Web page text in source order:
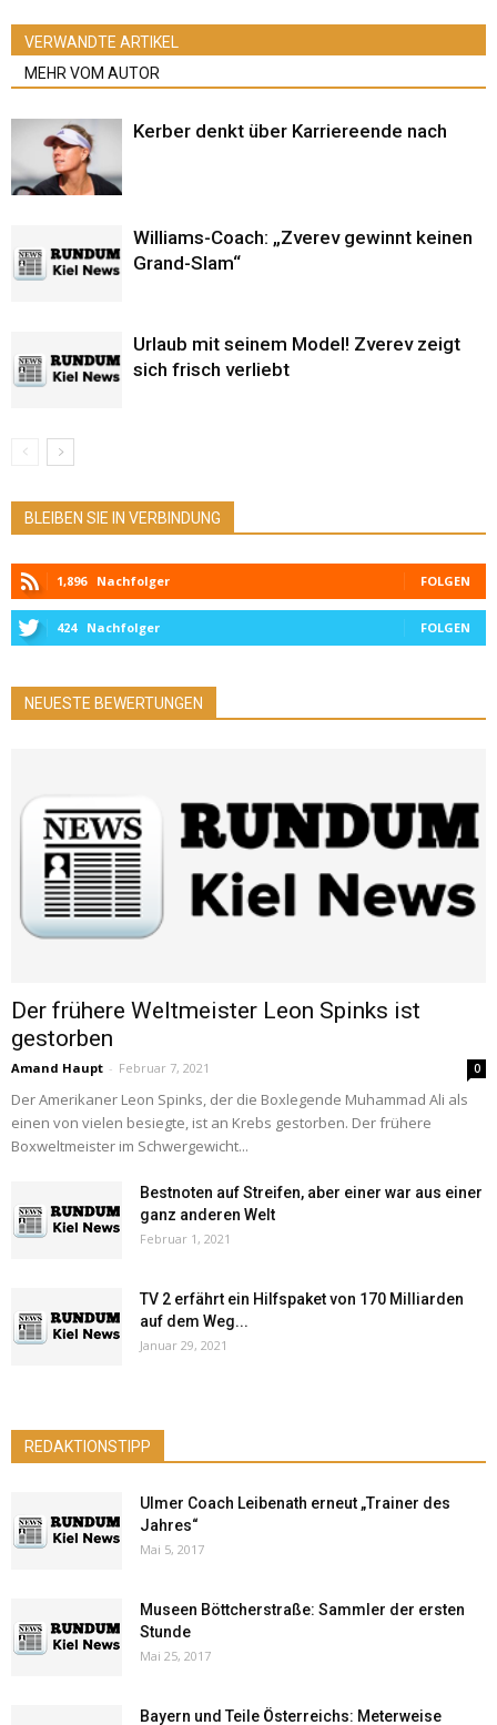
VERWANDTE ARTIKEL
MEHR VOM AUTOR
Kerber denkt über Karriereende nach
Williams-Coach: „Zverev gewinnt keinen
Grand-Slam“
Urlaub mit seinem Model! Zverev zeigt
sich frisch verliebt
BLEIBEN SIE IN VERBINDUNG
1,896 Nachfolger FOLGEN
424 Nachfolger FOLGEN
NEUESTE BEWERTUNGEN
Der frühere Weltmeister Leon Spinks ist
gestorben
Amand Haupt - Februar 7, 2021 0
Der Amerikaner Leon Spinks, der die Boxlegende Muhammad Ali als
einen von vielen besiegte, ist an Krebs gestorben. Der frühere
Boxweltmeister im Schwergewicht...
Bestnoten auf Streifen, aber einer war aus einer
ganz anderen Welt
Februar 1, 2021
TV 2 erfährt ein Hilfspaket von 170 Milliarden
auf dem Weg...
Januar 29, 2021
REDAKTIONSTIPP
Ulmer Coach Leibenath erneut „Trainer des
Jahres“
Mai 5, 2017
Museen Böttcherstraße: Sammler der ersten
Stunde
Mai 25, 2017
Bayern und Teile Österreichs: Meterweise